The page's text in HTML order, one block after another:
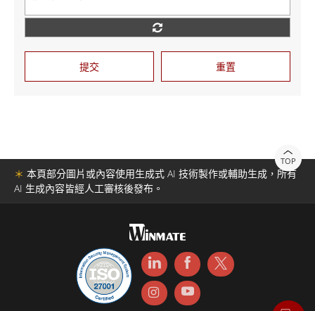
提交 重置
TOP
＊ 本頁部分圖片或內容使用生成式 AI 技術製作或輔助生成，所有
AI 生成內容皆經人工審核後發布。